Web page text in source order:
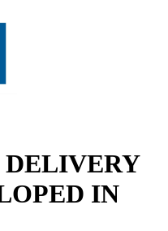
IN